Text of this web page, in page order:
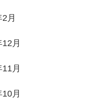
月
月
月
月